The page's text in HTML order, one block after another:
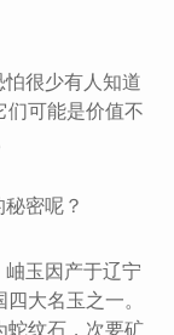
很少有人知道
们可能是价值不
密呢？
玉因产于辽宁
大名玉之一。
蛇纹石，次要矿